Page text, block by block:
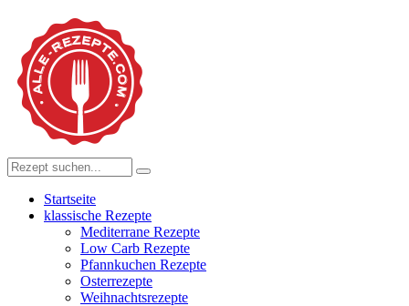
Startseite
klassische Rezepte
Mediterrane Rezepte
Low Carb Rezepte
Pfannkuchen Rezepte
Osterrezepte
Weihnachtsrezepte